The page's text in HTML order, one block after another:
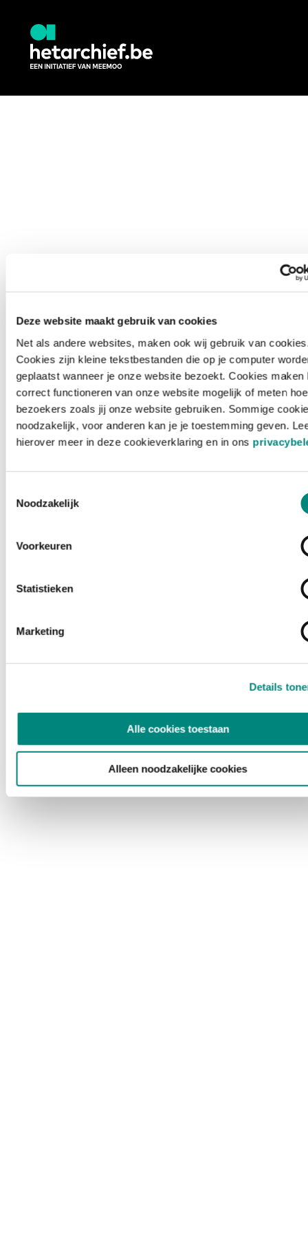
Deze website maakt gebruik van cookies
Net als andere websites, maken ook wij gebruik van
Cookies zijn kleine tekstbestanden die op je computer
geplaatst wanneer je onze website bezoekt. Cookies maken
correct functioneren van onze website mogelijk of meten hoe
bezoekers zoals jij onze website gebruiken. Sommige
noodzakelijk, voor anderen kan je je toestemming geven.
hierover meer in deze cookieverklaring en in ons
Noodzakelijk
Voorkeuren
Statistieken
Marketing
Details
Alle cookies toestaan
Alleen noodzakelijke cookies